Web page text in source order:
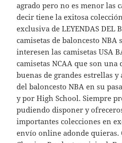
agrado pero no es menor las
decir tiene la exitosa
exclusiva de LEYENDAS DEL
camisetas de baloncesto NBA
interesen las camisetas USA
camisetas NCAA que son una
buenas de grandes estrellas y
del baloncesto NBA en su
y por High School. Siempre
pudiendo disponer y
importantes colecciones en
envío online adonde quieras.